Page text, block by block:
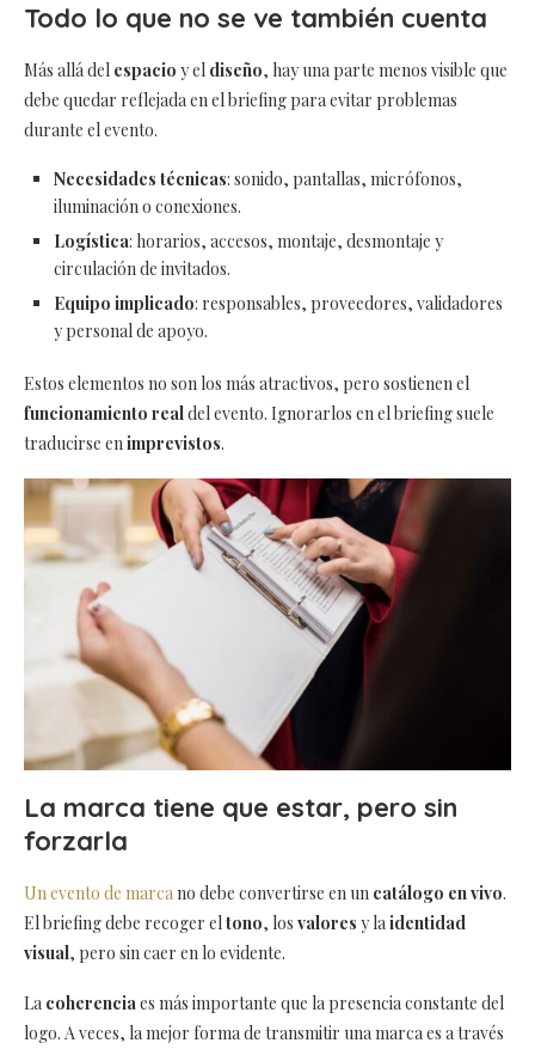
Todo lo que no se ve también cuenta
Más allá del espacio y el diseño, hay una parte menos visible que
debe quedar reflejada en el briefing para evitar problemas
durante el evento.
Necesidades técnicas: sonido, pantallas, micrófonos,
iluminación o conexiones.
Logística: horarios, accesos, montaje, desmontaje y
circulación de invitados.
Equipo implicado: responsables, proveedores, validadores
y personal de apoyo.
Estos elementos no son los más atractivos, pero sostienen el
funcionamiento realdel evento. Ignorarlos en el briefing suele
traducirse enimprevistos.
La marca tiene que estar, pero sin
forzarla
Un evento de marca no debe convertirse en un catálogo en vivo.
El briefing debe recoger el tono, los valores y la identidad
visual, pero sin caer en lo evidente.
La coherencia es más importante que la presencia constante del
logo. A veces, la mejor forma de transmitir una marca es a través